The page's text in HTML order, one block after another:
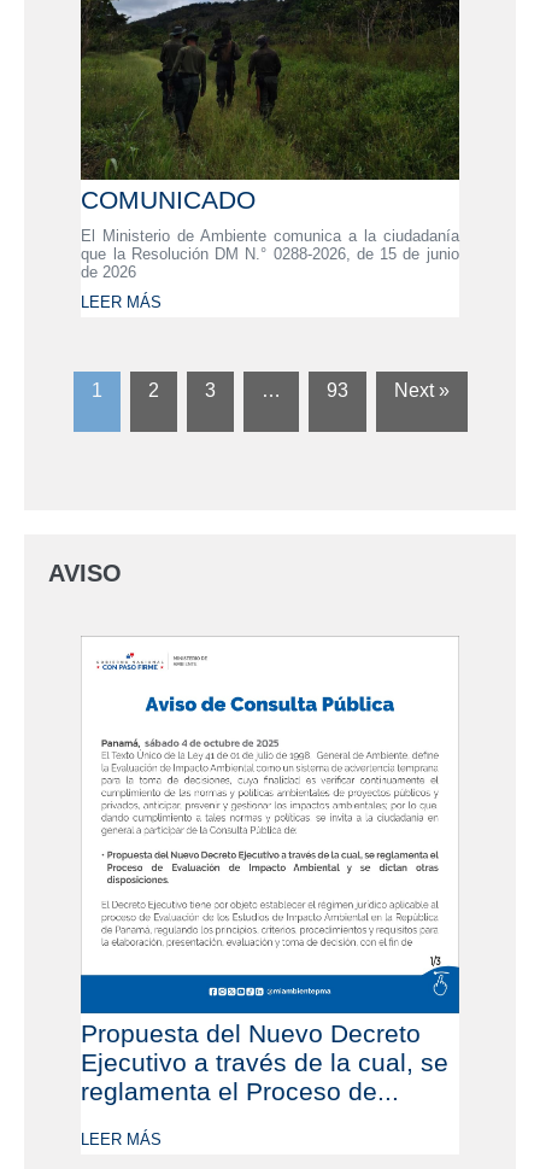
COMUNICADO
El Ministerio de Ambiente comunica a la ciudadanía
que la Resolución DM N.° 0288-2026, de 15 de junio
de 2026
LEER MÁS
1 2 3 … 93 Next »
AVISO
Propuesta del Nuevo Decreto
Ejecutivo a través de la cual, se
reglamenta el Proceso de...
LEER MÁS